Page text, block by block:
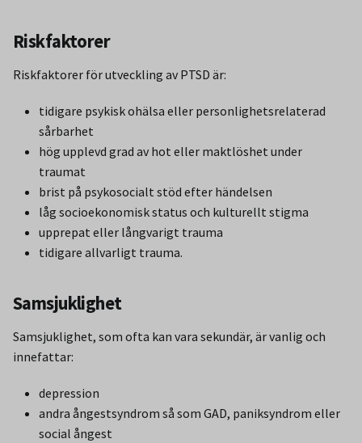
Riskfaktorer
Riskfaktorer för utveckling av PTSD är:
tidigare psykisk ohälsa eller personlighetsrelaterad
sårbarhet
hög upplevd grad av hot eller maktlöshet under
traumat
brist på psykosocialt stöd efter händelsen
låg socioekonomisk status och kulturellt stigma
upprepat eller långvarigt trauma
tidigare allvarligt trauma.
Samsjuklighet
Samsjuklighet, som ofta kan vara sekundär, är vanlig och
innefattar:
depression
andra ångestsyndrom så som GAD, paniksyndrom eller
social ångest